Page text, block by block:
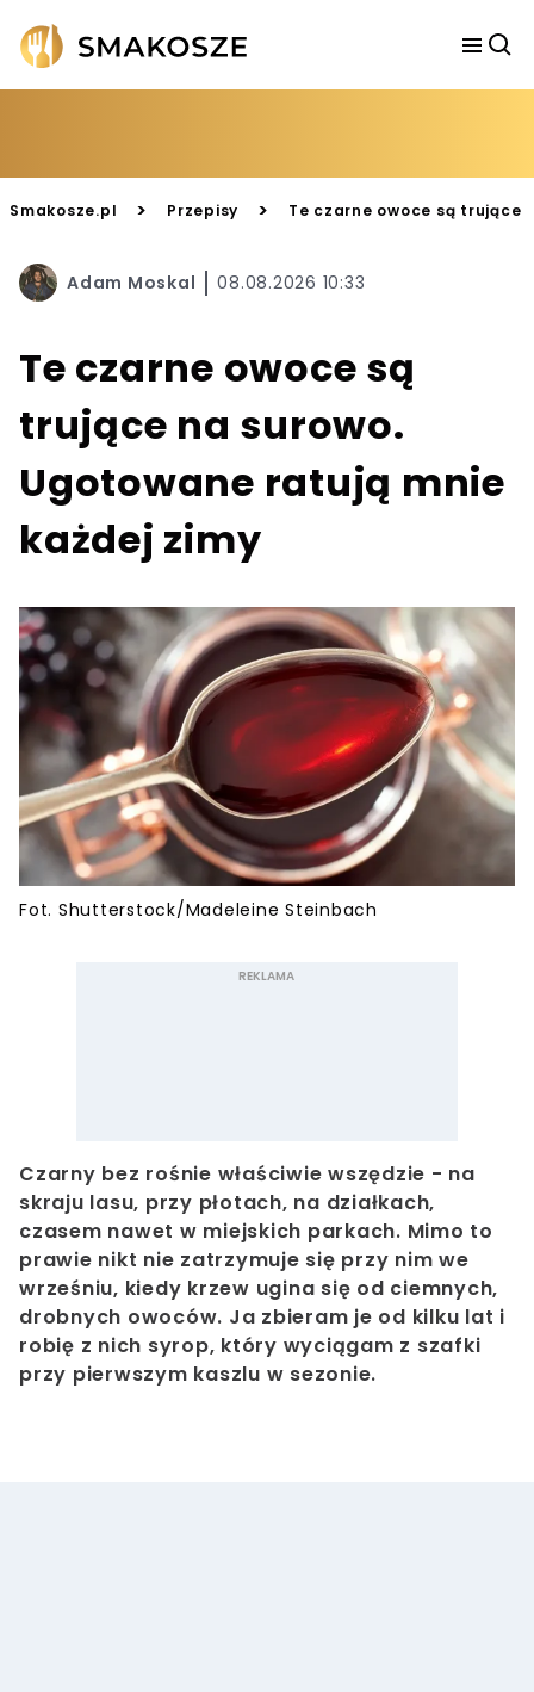
Smakosze.pl > Przepisy > Te czarne owoce są trujące
Adam Moskal 08.08.2026 10:33
Te czarne owoce są
trujące na surowo.
Ugotowane ratują mnie
każdej zimy
Fot. Shutterstock/Madeleine Steinbach
Czarny bez rośnie właściwie wszędzie - na
skraju lasu, przy płotach, na działkach,
czasem nawet w miejskich parkach. Mimo to
prawie nikt nie zatrzymuje się przy nim we
wrześniu, kiedy krzew ugina się od ciemnych,
drobnych owoców. Ja zbieram je od kilku lat i
robię z nich syrop, który wyciągam z szafki
przy pierwszym kaszlu w sezonie.